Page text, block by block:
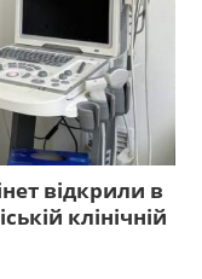
відкрили в
клінічній